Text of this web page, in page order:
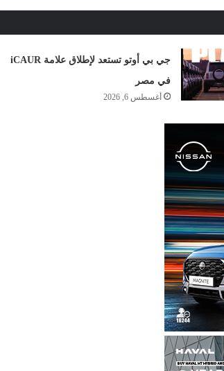
جي بي أوتو تستعد لإطلاق علامة iCAUR
في مصر
أغسطس 6, 2026